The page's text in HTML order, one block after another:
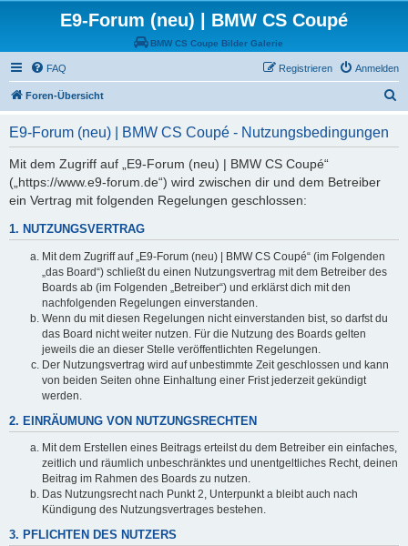
E9-Forum (neu) | BMW CS Coupé
BMW CS Coupe Bilder Galerie
FAQ Anmelden
Registrieren
Foren-Übersicht
E9-Forum (neu) | BMW CS Coupé - Nutzungsbedingungen
Mit dem Zugriff auf „E9-Forum (neu) | BMW CS Coupé“
(„https://www.e9-forum.de“) wird zwischen dir und dem Betreiber
ein Vertrag mit folgenden Regelungen geschlossen:
1. NUTZUNGSVERTRAG
Mit dem Zugriff auf „E9-Forum (neu) | BMW CS Coupé“ (im Folgenden
„das Board“) schließt du einen Nutzungsvertrag mit dem Betreiber des
Boards ab (im Folgenden „Betreiber“) und erklärst dich mit den
nachfolgenden Regelungen einverstanden.
Wenn du mit diesen Regelungen nicht einverstanden bist, so darfst du
das Board nicht weiter nutzen. Für die Nutzung des Boards gelten
jeweils die an dieser Stelle veröffentlichten Regelungen.
Der Nutzungsvertrag wird auf unbestimmte Zeit geschlossen und kann
von beiden Seiten ohne Einhaltung einer Frist jederzeit gekündigt
werden.
2. EINRÄUMUNG VON NUTZUNGSRECHTEN
Mit dem Erstellen eines Beitrags erteilst du dem Betreiber ein einfaches,
zeitlich und räumlich unbeschränktes und unentgeltliches Recht, deinen
Beitrag im Rahmen des Boards zu nutzen.
Das Nutzungsrecht nach Punkt 2, Unterpunkt a bleibt auch nach
Kündigung des Nutzungsvertrages bestehen.
3. PFLICHTEN DES NUTZERS